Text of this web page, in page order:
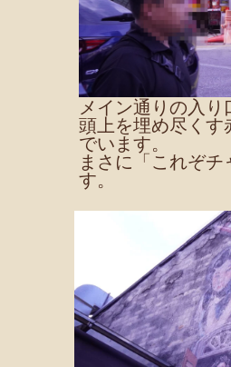
メイン通りの入り
頭上を埋め尽く
でいます。
まさに「これぞ
す。